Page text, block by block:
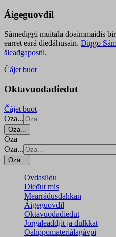
Áigeguovdil
Sámediggi muitala doaimmaidis
earret eará dieđáhusain. Diŋgo
šleađgapostii.
Čájet buot
Oktavuođadieđut
Čájet buot
Oza...
Oza...
Oza
Oza...
Oza...
Ovdasiidu
Dieđut mis
Mearrádusdahkan
Áigeguovdil
Oktavuođadieđut
Jorgaleaddjit ja dulkkat
Oahppomateriálagávpi